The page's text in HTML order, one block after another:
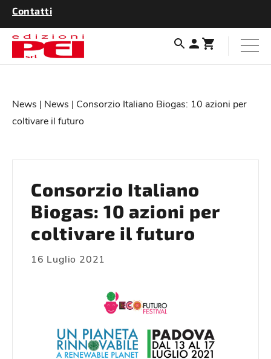
Contatti
News | News | Consorzio Italiano Biogas: 10 azioni per
coltivare il futuro
Consorzio Italiano
Biogas: 10 azioni per
coltivare il futuro
16 Luglio 2021